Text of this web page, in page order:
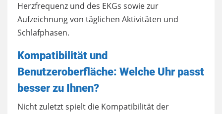
Herzfrequenz und des EKGs sowie zur
Aufzeichnung von täglichen Aktivitäten und
Schlafphasen.
Kompatibilität und
Benutzeroberfläche: Welche Uhr passt
besser zu Ihnen?
Nicht zuletzt spielt die Kompatibilität der